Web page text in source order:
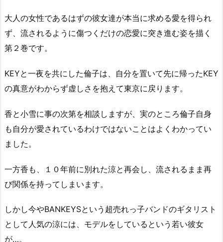
大人の女性であるはずの彼女達が本当に求める愛を得られ
ず、流されるように傷つくだけの恋愛に突き進む姿を描く
第２巻です。
KEYと一夜を共にした倫子は、自分を置いて先に帰ったKEY
の真意がわからず虚しさを抱えて東京に戻ります。
香と小雪に事の次第を相談しますが、実のところ倫子自身
も自分が愛されているわけではないことはよくわかってい
ました。
一方香も、１０年前に別れた涼と再会し、流されるまま再
び関係を持ってしまいます。
しかし今やBANKEYSという超売れっ子バンドのギタリスト
として人気の涼には、モデルをしているという若い彼女
が…。